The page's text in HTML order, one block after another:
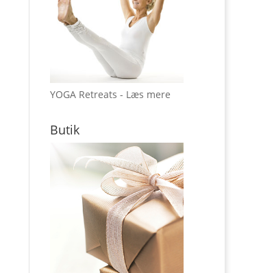
YOGA Retreats - Læs mere
Butik